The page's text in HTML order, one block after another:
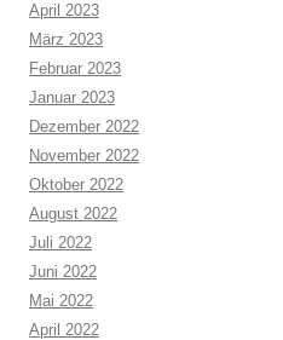
April 2023
März 2023
Februar 2023
Januar 2023
Dezember 2022
November 2022
Oktober 2022
August 2022
Juli 2022
Juni 2022
Mai 2022
April 2022